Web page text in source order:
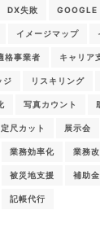
DX失敗 GOOGLE
イメージマップ
格事業者 キャリア
ジ リスキリング
写真カウント
定尺カット 展示会
業務効率化 業務
被災地支援 補助金
記帳代行